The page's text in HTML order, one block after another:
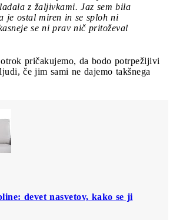
z žaljivkami. Jaz sem bila
je ostal miren in se sploh ni
se ni prav nič pritoževal
pričakujemo, da bodo potrpežljivi
če jim sami ne dajemo takšnega
devet nasvetov, kako se ji